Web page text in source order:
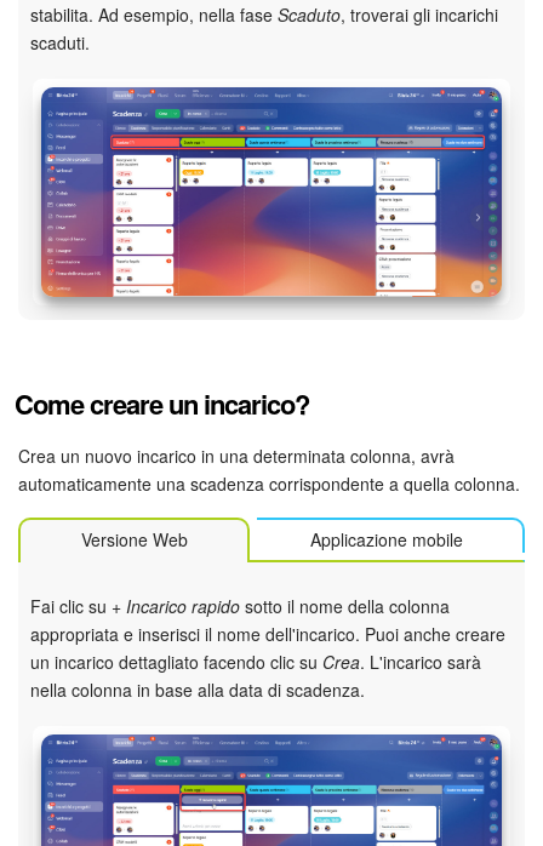
Impostazioni
Enterprise
Bitrix24 On-Premise
Bitrix24 Messenger
Domande generali
stabilita. Ad esempio, nella fase Scaduto, troverai gli incarichi
scaduti.
Come creare un incarico?
Crea un nuovo incarico in una determinata colonna, avrà
automaticamente una scadenza corrispondente a quella colonna.
Versione Web Applicazione mobile
Fai clic su + Incarico rapido sotto il nome della colonna
appropriata e inserisci il nome dell'incarico. Puoi anche creare
un incarico dettagliato facendo clic su Crea. L'incarico sarà
nella colonna in base alla data di scadenza.